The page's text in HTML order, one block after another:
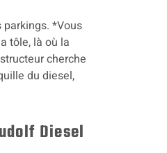
*Vous
tôle, là où la
cherche
du diesel,
Diesel